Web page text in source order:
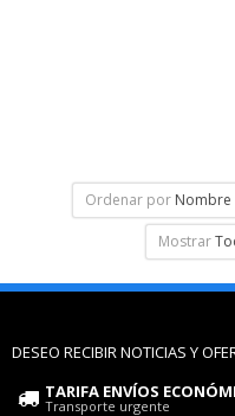
Ordenar por Nombre
Mostrar
DESEO RECIBIR NOTICIAS Y
TARIFA ENVÍOS
Transporte urgente